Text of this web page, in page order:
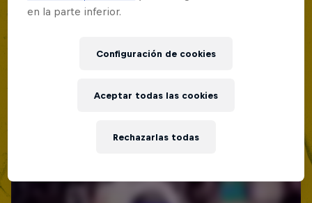
en la parte inferior.
Configuración de cookies
Rechazarlas todas
Aceptar todas las cookies